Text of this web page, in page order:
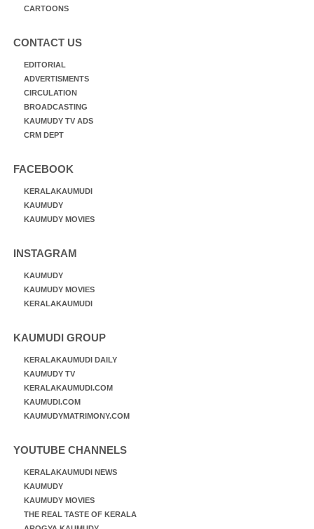
CARTOONS
CONTACT US
EDITORIAL
ADVERTISMENTS
CIRCULATION
BROADCASTING
KAUMUDY TV ADS
CRM DEPT
FACEBOOK
KERALAKAUMUDI
KAUMUDY
KAUMUDY MOVIES
INSTAGRAM
KAUMUDY
KAUMUDY MOVIES
KERALAKAUMUDI
KAUMUDI GROUP
KERALAKAUMUDI DAILY
KAUMUDY TV
KERALAKAUMUDI.COM
KAUMUDI.COM
KAUMUDYMATRIMONY.COM
YOUTUBE CHANNELS
KERALAKAUMUDI NEWS
KAUMUDY
KAUMUDY MOVIES
THE REAL TASTE OF KERALA